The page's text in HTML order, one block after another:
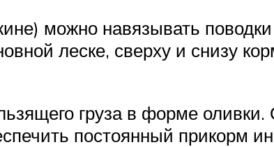
можно навязывать
леске, сверху и снизу
груза в форме оливки.
постоянный прикорм